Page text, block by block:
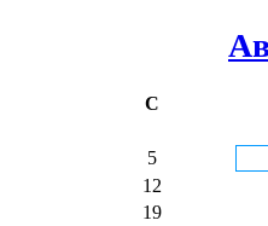
С
5
12
19